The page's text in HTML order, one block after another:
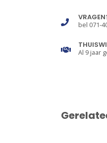
bel 071-
Al 9 jaar